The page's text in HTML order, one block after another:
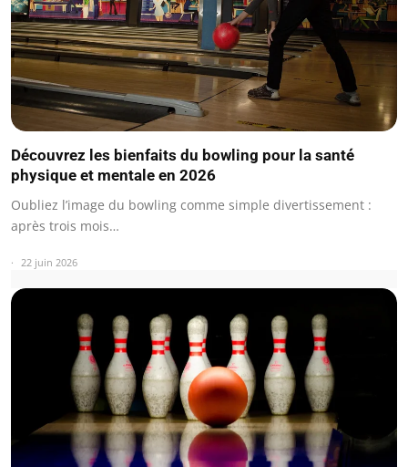
Découvrez les bienfaits du bowling pour la santé
physique et mentale en 2026
Oubliez l’image du bowling comme simple divertissement :
après trois mois…
22 juin 2026